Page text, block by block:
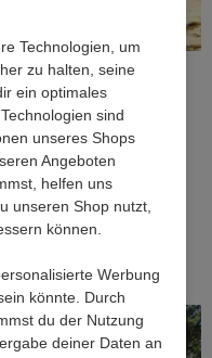
Technologien, um
zu halten, seine
ein optimales
sind
unseres Shops
Angeboten
helfen uns
unseren Shop nutzt,
können.
Werbung
könnte. Durch
du der Nutzung
deiner Daten an
Wohnen im
Hölzer
hellem Leinen,